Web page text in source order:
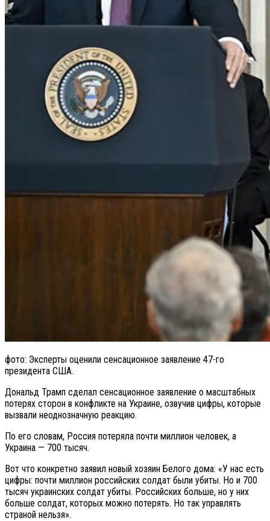
фото: Эксперты оценили сенсационное заявление 47-го
президента США.
Дональд Трамп сделал сенсационное заявление о масштабных
потерях сторон в конфликте на Украине, озвучив цифры, которые
вызвали неоднозначную реакцию.
По его словам, Россия потеряла почти миллион человек, а
Украина — 700 тысяч.
Вот что конкретно заявил новый хозяин Белого дома: «У нас есть
цифры: почти миллион российских солдат были убиты. Но и 700
тысяч украинских солдат убиты. Российских больше, но у них
больше солдат, которых можно потерять. Но так управлять
страной нельзя».